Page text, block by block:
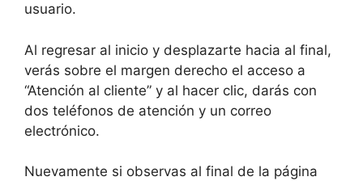
usuario.
Al regresar al inicio y desplazarte hacia al final,
verás sobre el margen derecho el acceso a
“Atención al cliente” y al hacer clic, darás con
dos teléfonos de atención y un correo
electrónico.
Nuevamente si observas al final de la página